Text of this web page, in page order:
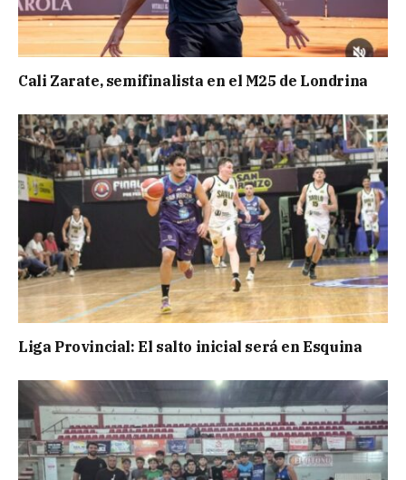
Cali Zarate, semifinalista en el M25 de Londrina
Liga Provincial: El salto inicial será en Esquina